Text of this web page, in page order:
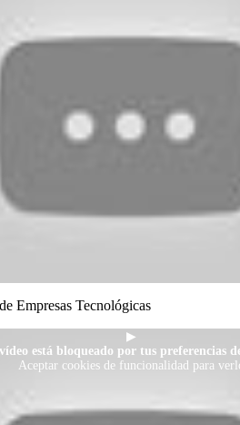
Empresas Tecnológicas
▶
vídeo está bloqueado por tus preferencias
Aceptar cookies de funcionalidad para